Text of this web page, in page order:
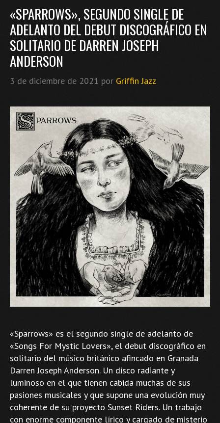
«SPARROWS», SEGUNDO SINGLE DE
ADELANTO DEL DEBUT DISCOGRÁFICO EN
SOLITARIO DE DARREN JOSEPH
ANDERSON
3 de diciembre de 2021 por Griffin Jazz
«Sparrows» es el segundo single de adelanto de
«Songs For Mystic Lovers», el debut discográfico en
solitario del músico británico afincado en Granada
Darren Joseph Anderson. Un disco radiante y
luminoso en el que tienen cabida muchas de sus
pasiones musicales y que supone una evolución muy
coherente de su proyecto Sunset Riders. Un trabajo
con enorme componente lírico y cargado de misterio